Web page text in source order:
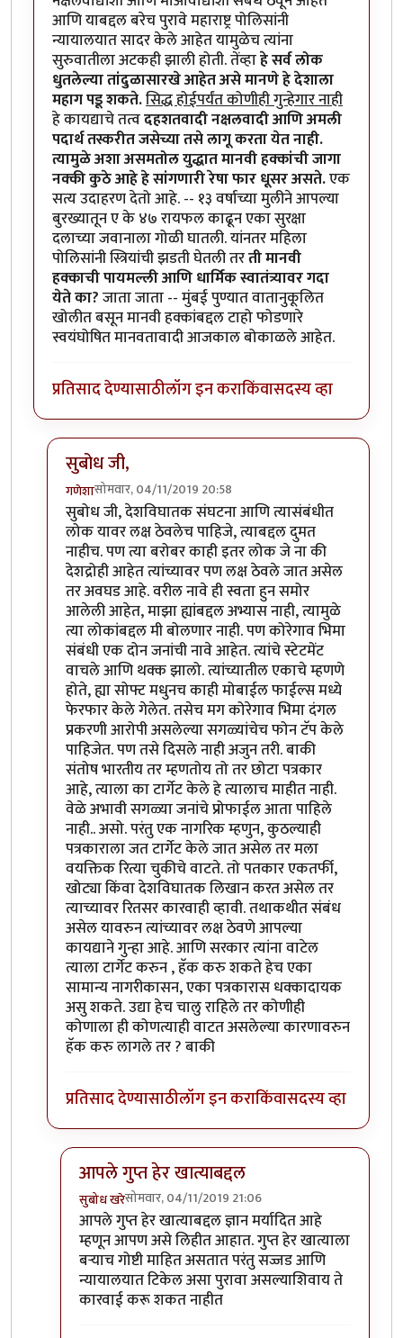
आणि याबद्दल बरेच पुरावे महाराष्ट्र पोलिसांनी
न्यायालयात सादर केले आहेत यामुळेच त्यांना
सुरुवातीला अटकही झाली होती. तेंव्हाहे सर्व लोक
धुतलेल्या तांदुळासारखे आहेत असे मानणे हे देशाला
महाग पडू शकते.सिद्ध होईपर्यंत कोणीही गुन्हेगार नाही
हे कायद्याचे तत्वदहशतवादी नक्षलवादी आणि अमली
पदार्थ तस्करीत जसेच्या तसे लागू करता येत नाही.
त्यामुळे अशा असमतोल युद्धात मानवी हक्कांची जागा
नक्की कुठे आहे हे सांगणारी रेषा फार धूसर असते.एक
सत्य उदाहरण देतो आहे. -- १३ वर्षाच्या मुलीने आपल्या
बुरख्यातून ए के ४७ रायफल काढून एका सुरक्षा
दलाच्या जवानाला गोळी घातली. यांनतर महिला
पोलिसांनी स्त्रियांची झडती घेतली तरती मानवी
हक्काची पायमल्ली आणि धार्मिक स्वातंत्र्यावर गदा
येते का?जाता जाता -- मुंबई पुण्यात वातानुकूलित
खोलीत बसून मानवी हक्कांबद्दल टाहो फोडणारे
स्वयंघोषित मानवतावादी आजकाल बोकाळले आहेत.
प्रतिसाद देण्यासाठीलॉग इन कराकिंवासदस्य व्हा
सुबोध जी,
गणेशासोमवार, 04/11/2019 20:58
In reply toदुर्दैवाने यातील अनेक पत्रकारbyसुबोध खरे
सुबोध जी, देशविघातक संघटना आणि त्यासंबंधीत
लोक यावर लक्ष ठेवलेच पाहिजे, त्याबद्दल दुमत
नाहीच. पण त्या बरोबर काही इतर लोक जे ना की
देशद्रोही आहेत त्यांच्यावर पण लक्ष ठेवले जात असेल
तर अवघड आहे. वरील नावे ही स्वता हुन समोर
आलेली आहेत, माझा ह्यांबद्दल अभ्यास नाही, त्यामुळे
त्या लोकांबद्दल मी बोलणार नाही. पण कोरेगाव भिमा
संबंधी एक दोन जनांची नावे आहेत. त्यांचे स्टेटमेंट
वाचले आणि थक्क झालो. त्यांच्यातील एकाचे म्हणणे
होते, ह्या सोफ्ट मधुनच काही मोबाईल फाईल्स मध्ये
फेरफार केले गेलेत. तसेच मग कोरेगाव भिमा दंगल
प्रकरणी आरोपी असलेल्या सगळ्यांचेच फोन टॅप केले
पाहिजेत. पण तसे दिसले नाही अजुन तरी. बाकी
संतोष भारतीय तर म्हणतोय तो तर छोटा पत्रकार
आहे, त्याला का टार्गेट केले हे त्यालाच माहीत नाही.
वेळे अभावी सगळ्या जनांचे प्रोफाईल आता पाहिले
नाही.. असो. परंतु एक नागरिक म्हणुन, कुठल्याही
पत्रकाराला जत टार्गेट केले जात असेल तर मला
वयक्तिक रित्या चुकीचे वाटते. तो पतकार एकतर्फी,
खोट्या किंवा देशविघातक लिखान करत असेल तर
त्याच्यावर रितसर कारवाही व्हावी. तथाकथीत संबंध
असेल यावरुन त्यांच्यावर लक्ष ठेवणे आपल्या
कायद्याने गुन्हा आहे. आणि सरकार त्यांना वाटेल
त्याला टार्गेट करुन , हॅक करु शकते हेच एका
सामान्य नागरीकासन, एका पत्रकारास धक्कादायक
असु शकते. उद्या हेच चालु राहिले तर कोणीही
कोणाला ही कोणत्याही वाटत असलेल्या कारणावरुन
हॅक करु लागले तर ? बाकी
प्रतिसाद देण्यासाठीलॉग इन कराकिंवासदस्य व्हा
आपले गुप्त हेर खात्याबद्दल
सुबोध खरेसोमवार, 04/11/2019 21:06
In reply toसुबोध जी,byगणेशा
आपले गुप्त हेर खात्याबद्दल ज्ञान मर्यादित आहे
म्हणून आपण असे लिहीत आहात. गुप्त हेर खात्याला
बऱ्याच गोष्टी माहित असतात परंतु सज्जड आणि
न्यायालयात टिकेल असा पुरावा असल्याशिवाय ते
कारवाई करू शकत नाहीत